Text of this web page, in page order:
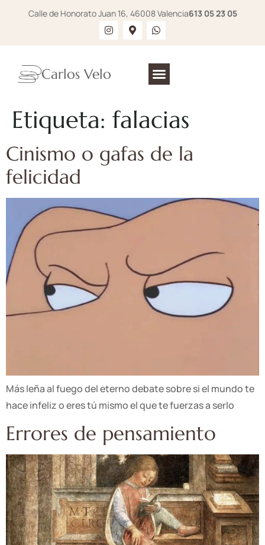
Calle de Honorato Juan 16, 46008 Valencia613 05 23 05
Carlos Velo
Etiqueta: falacias
Cinismo o gafas de la
felicidad
Más leña al fuego del eterno debate sobre si el mundo te
hace infeliz o eres tú mismo el que te fuerzas a serlo
Errores de pensamiento